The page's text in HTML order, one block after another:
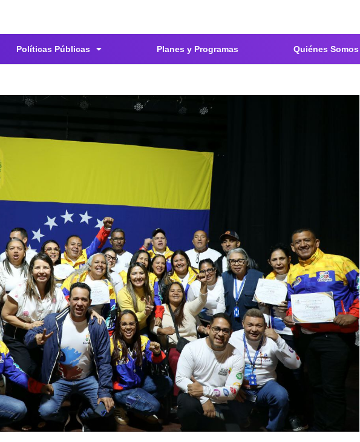
Políticas Públicas Planes y Programas Quiénes Somos